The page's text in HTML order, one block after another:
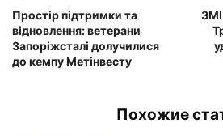
Простір підтримки та
відновлення: ветерани
Запоріжсталі долучилися
до кемпу Метінвесту
ЗМІ
Похожие